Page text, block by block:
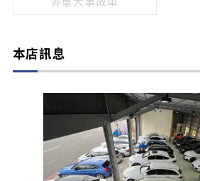
本店訊息